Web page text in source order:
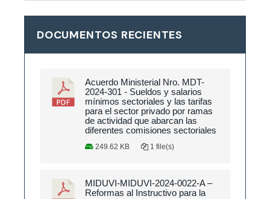
DOCUMENTOS RECIENTES
Acuerdo Ministerial Nro. MDT-
2024-301 - Sueldos y salarios
mínimos sectoriales y las tarifas
para el sector privado por ramas
de actividad que abarcan las
diferentes comisiones sectoriales
249.62 KB 1 file(s)
MIDUVI-MIDUVI-2024-0022-A –
Reformas al Instructivo para la